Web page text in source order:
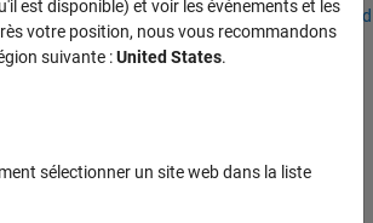
opportunités Adresses de nos bureaux
est disponible) et voir les événements et les
votre position, nous vous recommandons
suivante :United States.
sélectionner un site web dans la liste